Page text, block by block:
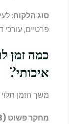
סוג הלקוח:
פרטיים, עורכי
כמה זמן
איכותי?
משך הזמן
מחקר פשוט (1-3 ימים)